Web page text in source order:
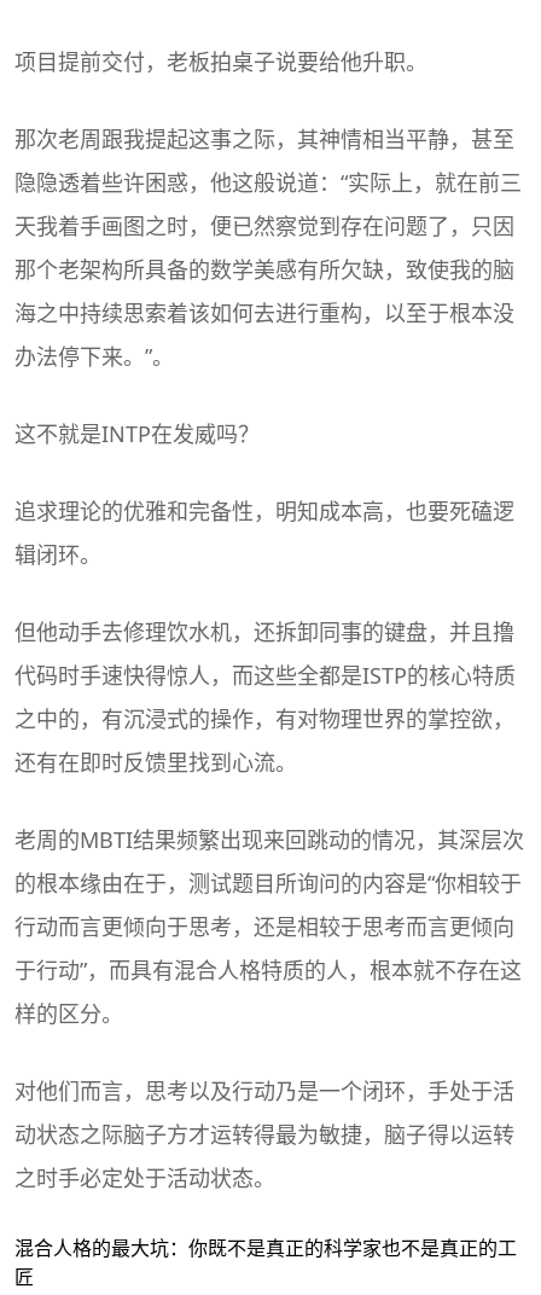
项目提前交付，老板拍桌子说要给他升职。
那次老周跟我提起这事之际，其神情相当平静，甚至
隐隐透着些许困惑，他这般说道：“实际上，就在前三
天我着手画图之时，便已然察觉到存在问题了，只因
那个老架构所具备的数学美感有所欠缺，致使我的脑
海之中持续思索着该如何去进行重构，以至于根本没
办法停下来。”。
这不就是INTP在发威吗？
追求理论的优雅和完备性，明知成本高，也要死磕逻
辑闭环。
但他动手去修理饮水机，还拆卸同事的键盘，并且撸
代码时手速快得惊人，而这些全都是ISTP的核心特质
之中的，有沉浸式的操作，有对物理世界的掌控欲，
还有在即时反馈里找到心流。
老周的MBTI结果频繁出现来回跳动的情况，其深层次
的根本缘由在于，测试题目所询问的内容是“你相较于
行动而言更倾向于思考，还是相较于思考而言更倾向
于行动”，而具有混合人格特质的人，根本就不存在这
样的区分。
对他们而言，思考以及行动乃是一个闭环，手处于活
动状态之际脑子方才运转得最为敏捷，脑子得以运转
之时手必定处于活动状态。
混合人格的最大坑：你既不是真正的科学家也不是真正的工
匠